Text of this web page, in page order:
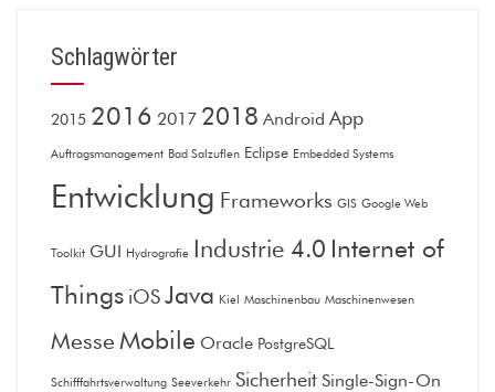
Schlagwörter
2015 2016 2017 2018 Android App
Auftragsmanagement Bad Salzuflen Eclipse Embedded Systems
Entwicklung Frameworks GIS Google Web
Toolkit GUI Hydrografie Industrie 4.0 Internet of
Things iOSJava Kiel Maschinenbau Maschinenwesen
Messe Mobile Oracle PostgreSQL
Schifffahrtsverwaltung Seeverkehr Sicherheit Single-Sign-On